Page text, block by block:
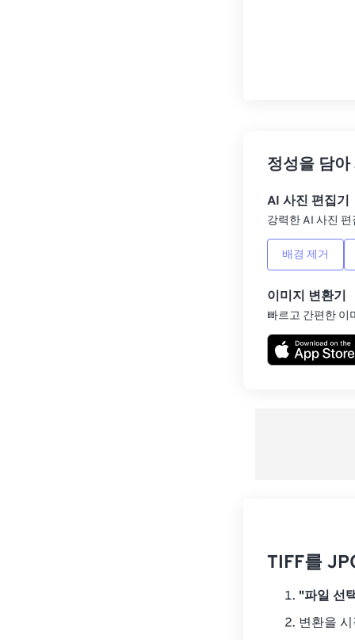
정성을 담
AI 사진 편집기
강력한 AI 사진
배경 제거
이미지 변환기
빠르고 간편한 이
TIFF를
"파일 선
변환을